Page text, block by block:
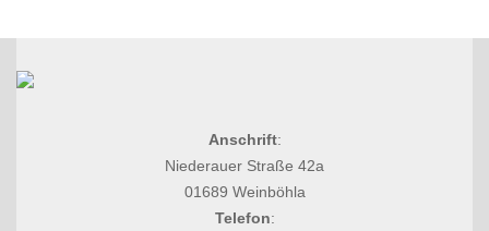
Anschrift:
Niederauer Straße 42a
01689 Weinböhla
Telefon: